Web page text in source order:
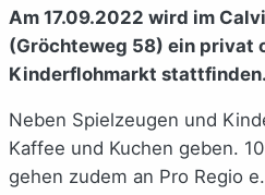
Am 17.09.2022 wird im
(Gröchteweg 58) ein privat
Kinderflohmarkt stattfinden.
Neben Spielzeugen und
Kaffee und Kuchen geben.
gehen zudem an Pro Regio